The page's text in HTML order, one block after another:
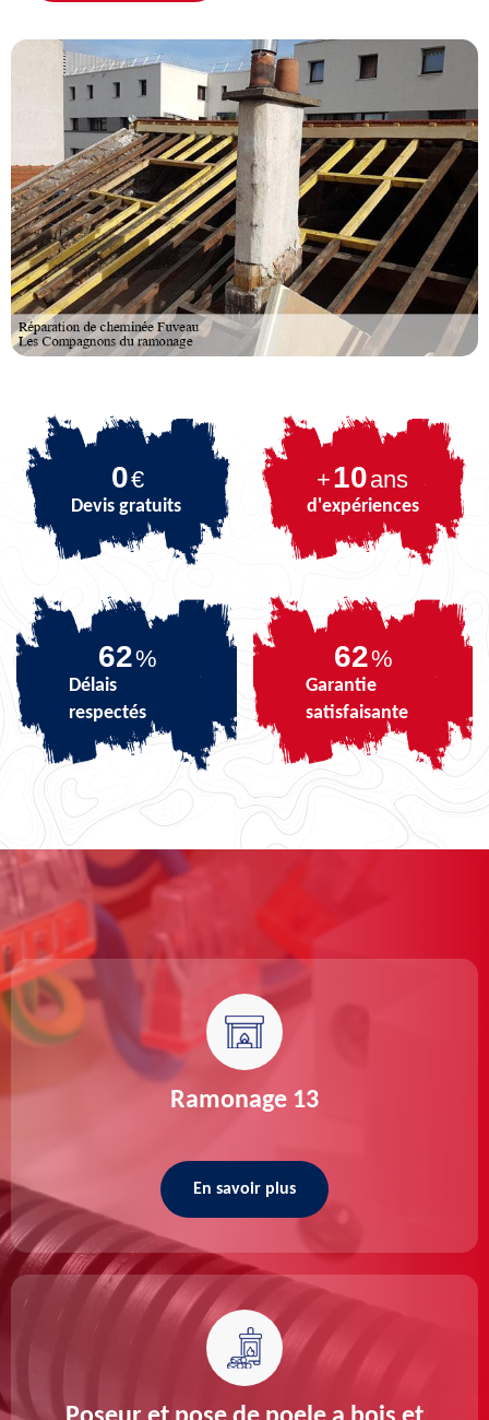
0€
Devis gratuits
+10ans
d'expériences
75%
Délais
respectés
75%
Garantie
satisfaisante
Ramonage 13
En savoir plus